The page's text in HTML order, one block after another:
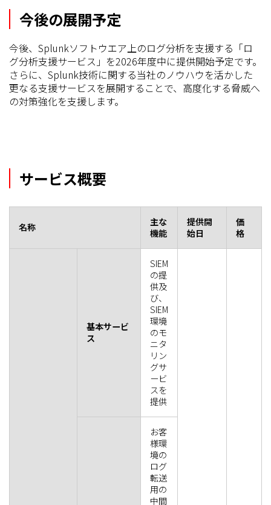
今後の展開予定
今後、Splunkソフトウエア上のログ分析を支援する「ロ
グ分析支援サービス」を2026年度中に提供開始予定です。
さらに、Splunk技術に関する当社のノウハウを活かした
更なる支援サービスを展開することで、高度化する脅威へ
の対策強化を支援します。
サービス概要
名称
主な
機能
提供開
始日
価
格
基本サービ
ス
SIEM
の提
供及
び、
SIEM
環境
のモ
ニタ
リン
グサ
ービ
スを
提供
お客
様環
境の
ログ
転送
用の
中間